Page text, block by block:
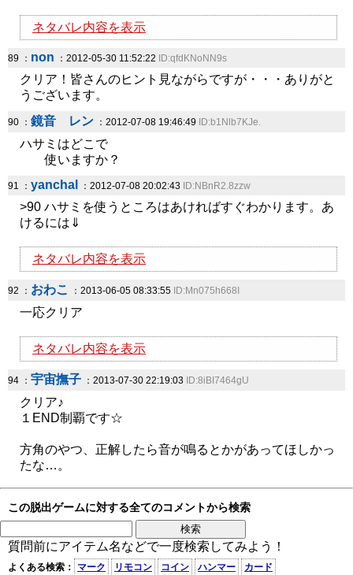
ネタバレ内容を表示
89 ： non ：2012-05-30 11:52:22 ID:qfdKNoNN9s
クリア！皆さんのヒント見ながらですが・・・ありがと
うございます。
90 ： 鏡音 レン ：2012-07-08 19:46:49 ID:b1Nlb7KJe.
ハサミはどこで
使いますか？
91 ： yanchal ：2012-07-08 20:02:43 ID:NBnR2.8zzw
>90 ハサミを使うところはあければすぐわかります。あ
けるには⇓
ネタバレ内容を表示
92 ： おわこ ：2013-06-05 08:33:55 ID:Mn075h668I
一応クリア
ネタバレ内容を表示
94 ： 宇宙撫子 ：2013-07-30 22:19:03 ID:8iBI7464gU
クリア♪
１END制覇です☆
方角のやつ、正解したら音が鳴るとかがあってほしかっ
たな…。
この脱出ゲームに対する全てのコメントから検索
質問前にアイテム名などで一度検索してみよう！
よくある検索： マーク リモコン コイン ハンマー カード